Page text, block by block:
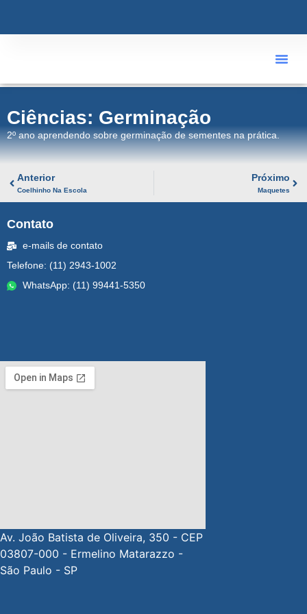
Ciências: Germinação
2º ano aprendendo sobre germinação de sementes na prática.
Anterior
Coelhinho Na Escola
Próximo
Maquetes
Contato
e-mails de contato
Telefone: (11) 2943-1002
WhatsApp: (11) 99441-5350
Av. João Batista de Oliveira, 350 - CEP
03807-000 - Ermelino Matarazzo -
São Paulo - SP